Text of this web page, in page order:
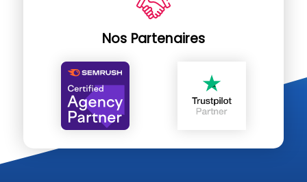
Nos Partenaires